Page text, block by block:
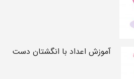
آموزش اعداد با انگشتان دست